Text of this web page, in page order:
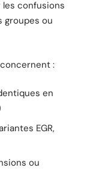
confusions
groupes ou
:
en
EGR,
ou